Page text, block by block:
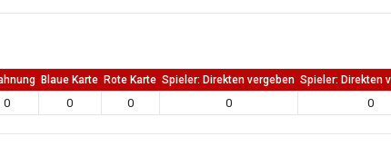
Blaue Karte Rote Karte Spieler: Direkten vergeben Spieler: Direkten
0 0 0 0 0